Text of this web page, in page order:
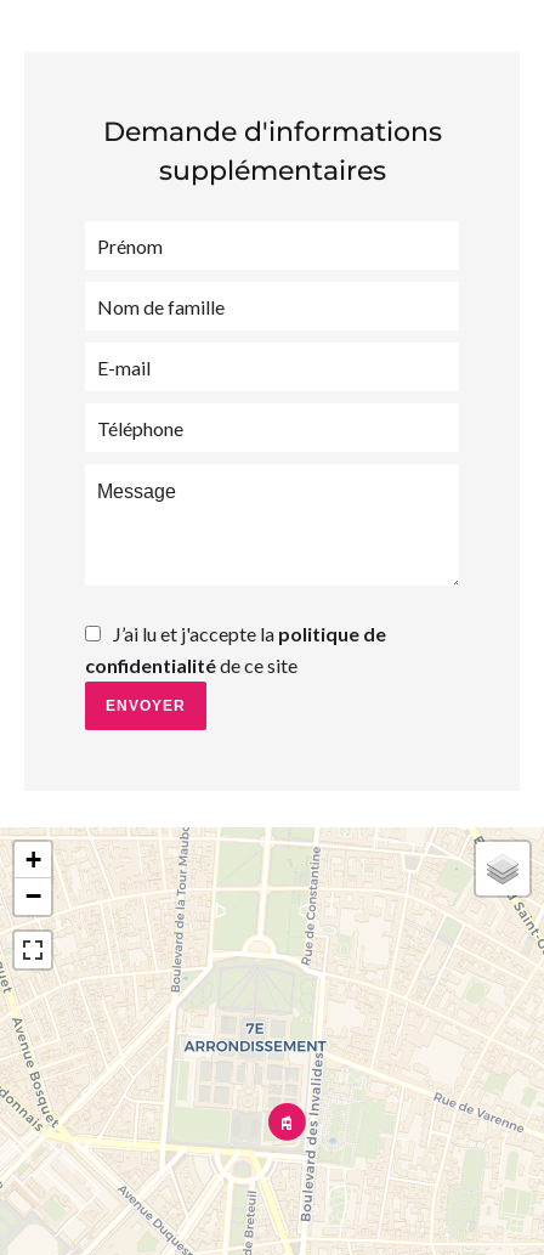
Demande d'informations
supplémentaires
J’ai lu et j'accepte la politique de
confidentialitéde ce site
ENVOYER
+
−